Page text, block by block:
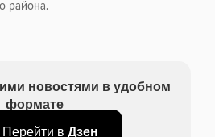
района.
новостями в удобном
формате
Перейти в Дзен